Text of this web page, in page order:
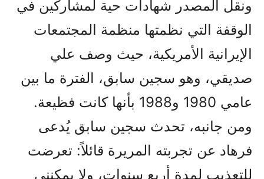
ونقل المصدر شهادات حية لمشاركين في
الوقفة التي نظمتها منظمة المجتمعات
الإيرانية الأمريكية، حيث وصف علي
صديقي، وهو سجين سابق، الفترة ما بين
عامي 1980 و1988 بأنها كانت فظيعة.
ومن جانبه، تحدث سجين سابق يُدعى
فرهاد عن تجربته المريرة قائلاً: تعرضت
للتعذيب لمدة أربع سنوات، ولا يمكنني